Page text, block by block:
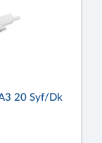
A3 20 Syf/dk